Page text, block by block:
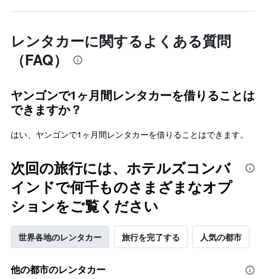
レンタカーに関するよくある質問
（FAQ）
ヤンゴンで1ヶ月間レンタカーを借りることは
できますか？
はい、ヤンゴンで1ヶ月間レンタカーを借りることはできます。
次回の旅行には、ホテルズコンバ
インドで何千ものさまざまなオプ
ションをご覧ください
世界各地のレンタカー 旅行を完了する 人気の都市
他の都市のレンタカー